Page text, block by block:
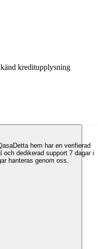
kreditupplysning
Detta hem har en verifierad
dedikerad support 7 dagar i
hanteras genom oss.